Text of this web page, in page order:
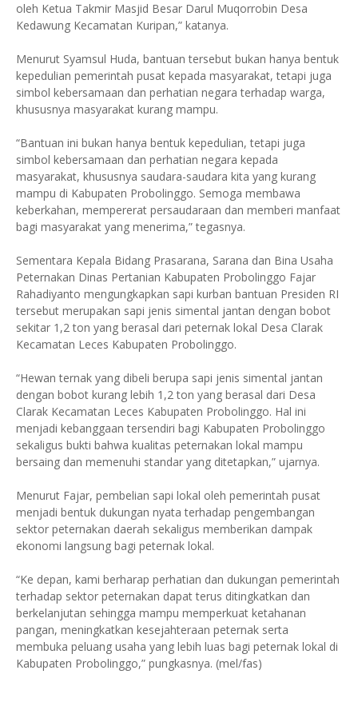
oleh Ketua Takmir Masjid Besar Darul Muqorrobin Desa
Kedawung Kecamatan Kuripan,” katanya.
Menurut Syamsul Huda, bantuan tersebut bukan hanya bentuk
kepedulian pemerintah pusat kepada masyarakat, tetapi juga
simbol kebersamaan dan perhatian negara terhadap warga,
khususnya masyarakat kurang mampu.
“Bantuan ini bukan hanya bentuk kepedulian, tetapi juga
simbol kebersamaan dan perhatian negara kepada
masyarakat, khususnya saudara-saudara kita yang kurang
mampu di Kabupaten Probolinggo. Semoga membawa
keberkahan, mempererat persaudaraan dan memberi manfaat
bagi masyarakat yang menerima,” tegasnya.
Sementara Kepala Bidang Prasarana, Sarana dan Bina Usaha
Peternakan Dinas Pertanian Kabupaten Probolinggo Fajar
Rahadiyanto mengungkapkan sapi kurban bantuan Presiden RI
tersebut merupakan sapi jenis simental jantan dengan bobot
sekitar 1,2 ton yang berasal dari peternak lokal Desa Clarak
Kecamatan Leces Kabupaten Probolinggo.
“Hewan ternak yang dibeli berupa sapi jenis simental jantan
dengan bobot kurang lebih 1,2 ton yang berasal dari Desa
Clarak Kecamatan Leces Kabupaten Probolinggo. Hal ini
menjadi kebanggaan tersendiri bagi Kabupaten Probolinggo
sekaligus bukti bahwa kualitas peternakan lokal mampu
bersaing dan memenuhi standar yang ditetapkan,” ujarnya.
Menurut Fajar, pembelian sapi lokal oleh pemerintah pusat
menjadi bentuk dukungan nyata terhadap pengembangan
sektor peternakan daerah sekaligus memberikan dampak
ekonomi langsung bagi peternak lokal.
“Ke depan, kami berharap perhatian dan dukungan pemerintah
terhadap sektor peternakan dapat terus ditingkatkan dan
berkelanjutan sehingga mampu memperkuat ketahanan
pangan, meningkatkan kesejahteraan peternak serta
membuka peluang usaha yang lebih luas bagi peternak lokal di
Kabupaten Probolinggo,” pungkasnya. (mel/fas)